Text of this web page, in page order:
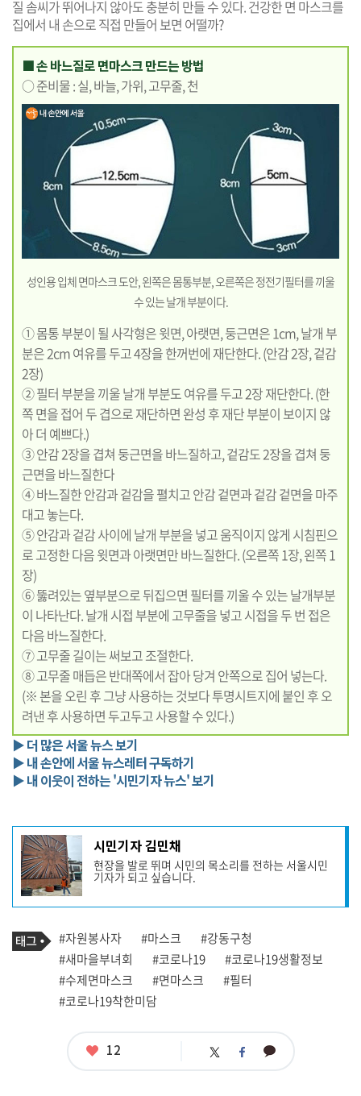
질 솜씨가 뛰어나지 않아도 충분히 만들 수 있다. 건강한 면 마스크를
집에서 내 손으로 직접 만들어 보면 어떨까?
■ 손 바느질로 면마스크 만드는 방법
○ 준비물 : 실, 바늘, 가위, 고무줄, 천
성인용 입체 면마스크 도안, 왼쪽은 몸통부분, 오른쪽은 정전기필터를 끼울
수 있는 날개 부분이다.
① 몸통 부분이 될 사각형은 윗면, 아랫면, 둥근면은 1cm, 날개 부
분은 2cm 여유를 두고 4장을 한꺼번에 재단한다. (안감 2장, 겉감
2장)
② 필터 부분을 끼울 날개 부분도 여유를 두고 2장 재단한다. (한
쪽 면을 접어 두 겹으로 재단하면 완성 후 재단 부분이 보이지 않
아 더 예쁘다.)
③ 안감 2장을 겹쳐 둥근면을 바느질하고, 겉감도 2장을 겹쳐 둥
근면을 바느질한다
④ 바느질한 안감과 겉감을 펼치고 안감 겉면과 겉감 겉면을 마주
대고 놓는다.
⑤ 안감과 겉감 사이에 날개 부분을 넣고 움직이지 않게 시침핀으
로 고정한 다음 윗면과 아랫면만 바느질한다. (오른쪽 1장, 왼쪽 1
장)
⑥ 뚫려있는 옆부분으로 뒤집으면 필터를 끼울 수 있는 날개부분
이 나타난다. 날개 시접 부분에 고무줄을 넣고 시접을 두 번 접은
다음 바느질한다.
⑦ 고무줄 길이는 써보고 조절한다.
⑧ 고무줄 매듭은 반대쪽에서 잡아 당겨 안쪽으로 집어 넣는다.
(※ 본을 오린 후 그냥 사용하는 것보다 투명시트지에 붙인 후 오
려낸 후 사용하면 두고두고 사용할 수 있다.)
▶ 더 많은 서울 뉴스 보기
▶ 내 손안에 서울 뉴스레터 구독하기
▶ 내 이웃이 전하는 '시민기자 뉴스' 보기
기
사
작
성
자
프
필
시민기자 김민채
현장을 발로 뛰며 시민의 목소리를 전하는 서울시민
기자가 되고 싶습니다.
사
관
련
태
그
태
그
#자원봉사자 #마스크
#강동구청
#새마을부녀회
#코로나19
#코로나19생활정보
#수제면마스크
#면마스크
#필터
#코로나19착한미담
좋
12 트 페 카